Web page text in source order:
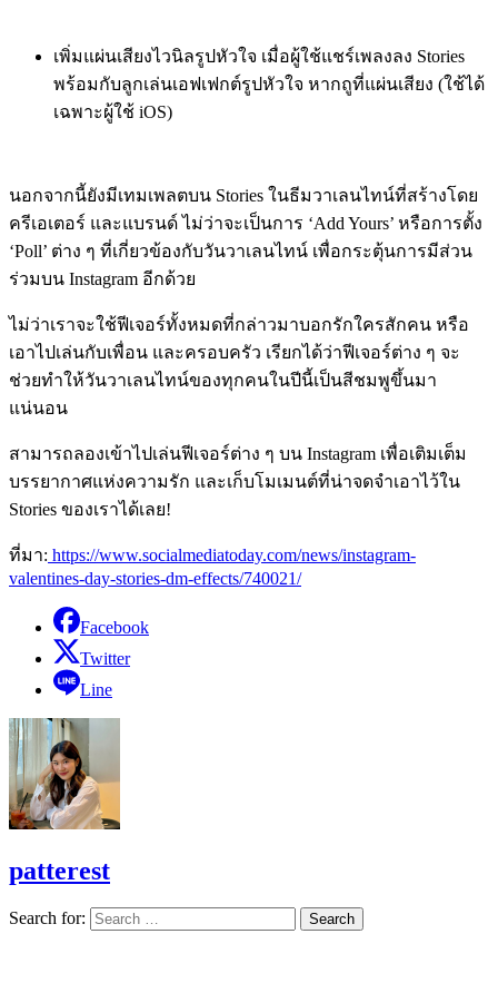
เพิ่มแผ่นเสียงไวนิลรูปหัวใจ เมื่อผู้ใช้แชร์เพลงลง Stories
พร้อมกับลูกเล่นเอฟเฟกต์รูปหัวใจ หากถูที่แผ่นเสียง (ใช้ได้
เฉพาะผู้ใช้ iOS)
นอกจากนี้ยังมีเทมเพลตบน Stories ในธีมวาเลนไทน์ที่สร้างโดย
ครีเอเตอร์ และแบรนด์ ไม่ว่าจะเป็นการ ‘Add Yours’ หรือการตั้ง
‘Poll’ ต่าง ๆ ที่เกี่ยวข้องกับวันวาเลนไทน์ เพื่อกระตุ้นการมีส่วน
ร่วมบน Instagram อีกด้วย
ไม่ว่าเราจะใช้ฟีเจอร์ทั้งหมดที่กล่าวมาบอกรักใครสักคน หรือ
เอาไปเล่นกับเพื่อน และครอบครัว เรียกได้ว่าฟีเจอร์ต่าง ๆ จะ
ช่วยทำให้วันวาเลนไทน์ของทุกคนในปีนี้เป็นสีชมพูขึ้นมา
แน่นอน
สามารถลองเข้าไปเล่นฟีเจอร์ต่าง ๆ บน Instagram เพื่อเติมเต็ม
บรรยากาศแห่งความรัก และเก็บโมเมนต์ที่น่าจดจำเอาไว้ใน
Stories ของเราได้เลย!
ที่มา: https://www.socialmediatoday.com/news/instagram-
valentines-day-stories-dm-effects/740021/
Facebook
Twitter
Line
patterest
Search for: